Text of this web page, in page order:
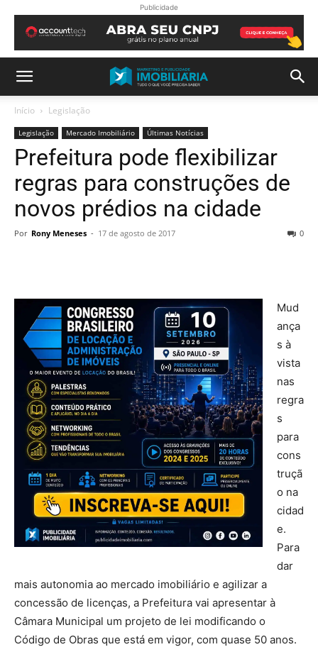
Publicidade
Início Legislação
Legislação Mercado Imobiliário Últimas Notícias
Prefeitura pode flexibilizar
regras para construções de
novos prédios na cidade
Por Rony Meneses - 17 de agosto de 2017 0
Mud
ança
s à
vista
nas
regra
s
para
cons
truçã
o na
cidad
e.
Para
dar
mais autonomia ao mercado imobiliário e agilizar a
concessão de licenças, a Prefeitura vai apresentar à
Câmara Municipal um projeto de lei modificando o
Código de Obras que está em vigor, com quase 50 anos.